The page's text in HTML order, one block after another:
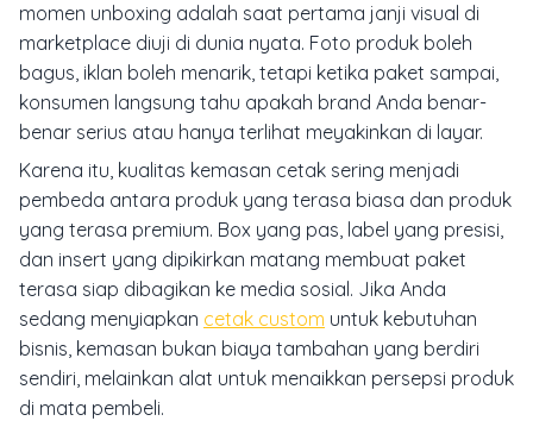
momen unboxing adalah saat pertama janji visual di
marketplace diuji di dunia nyata. Foto produk boleh
bagus, iklan boleh menarik, tetapi ketika paket sampai,
konsumen langsung tahu apakah brand Anda benar-
benar serius atau hanya terlihat meyakinkan di layar.
Karena itu, kualitas kemasan cetak sering menjadi
pembeda antara produk yang terasa biasa dan produk
yang terasa premium. Box yang pas, label yang presisi,
dan insert yang dipikirkan matang membuat paket
terasa siap dibagikan ke media sosial. Jika Anda
sedang menyiapkan cetak custom untuk kebutuhan
bisnis, kemasan bukan biaya tambahan yang berdiri
sendiri, melainkan alat untuk menaikkan persepsi produk
di mata pembeli.